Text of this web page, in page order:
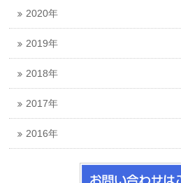
2020年
2019年
2018年
2017年
2016年